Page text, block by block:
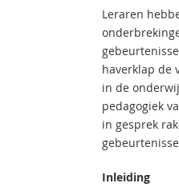
Leraren
haverklap de
in de
pedagogiek
in gesprek
Inleiding